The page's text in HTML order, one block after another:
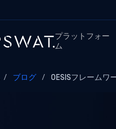
プラットフォー
ム
/ ブログ / OESISフレームワ